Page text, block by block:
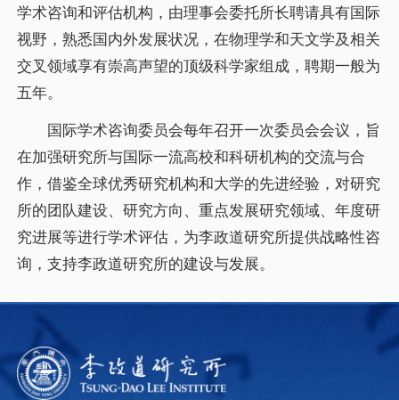
学术咨询和评估机构，由理事会委托所长聘请具有国际
视野，熟悉国内外发展状况，在物理学和天文学及相关
交叉领域享有崇高声望的顶级科学家组成，聘期一般为
五年。
国际学术咨询委员会每年召开一次委员会会议，旨
在加强研究所与国际一流高校和科研机构的交流与合
作，借鉴全球优秀研究机构和大学的先进经验，对研究
所的团队建设、研究方向、重点发展研究领域、年度研
究进展等进行学术评估，为李政道研究所提供战略性咨
询，支持李政道研究所的建设与发展。